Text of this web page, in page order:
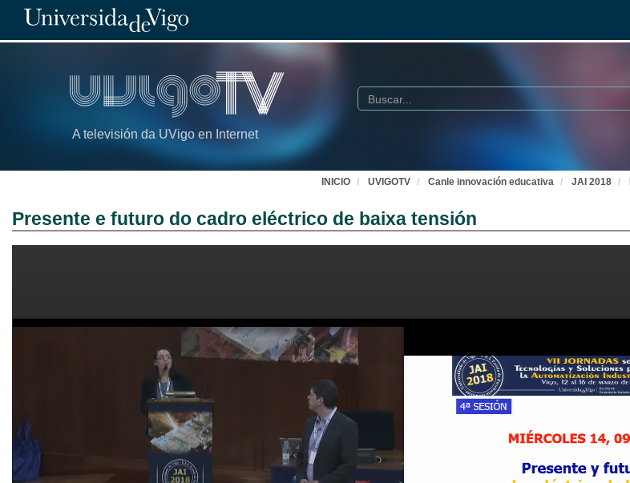
A televisión da UVigo en Internet
Buscar
INICIO UVIGOTV Canle innovación educativa JAI 2018
Presente e futuro do cadro eléctrico de baixa tensión